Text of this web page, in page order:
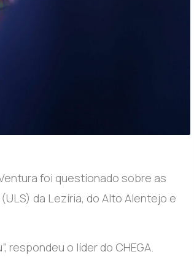
foi questionado sobre as
da Lezíria, do Alto Alentejo e
respondeu o líder do CHEGA.